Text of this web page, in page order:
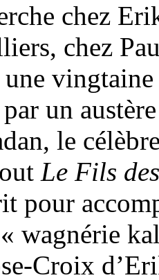
chez
chez
vingtaine
un
le
Le Fils
pour
wagnérie
Croix